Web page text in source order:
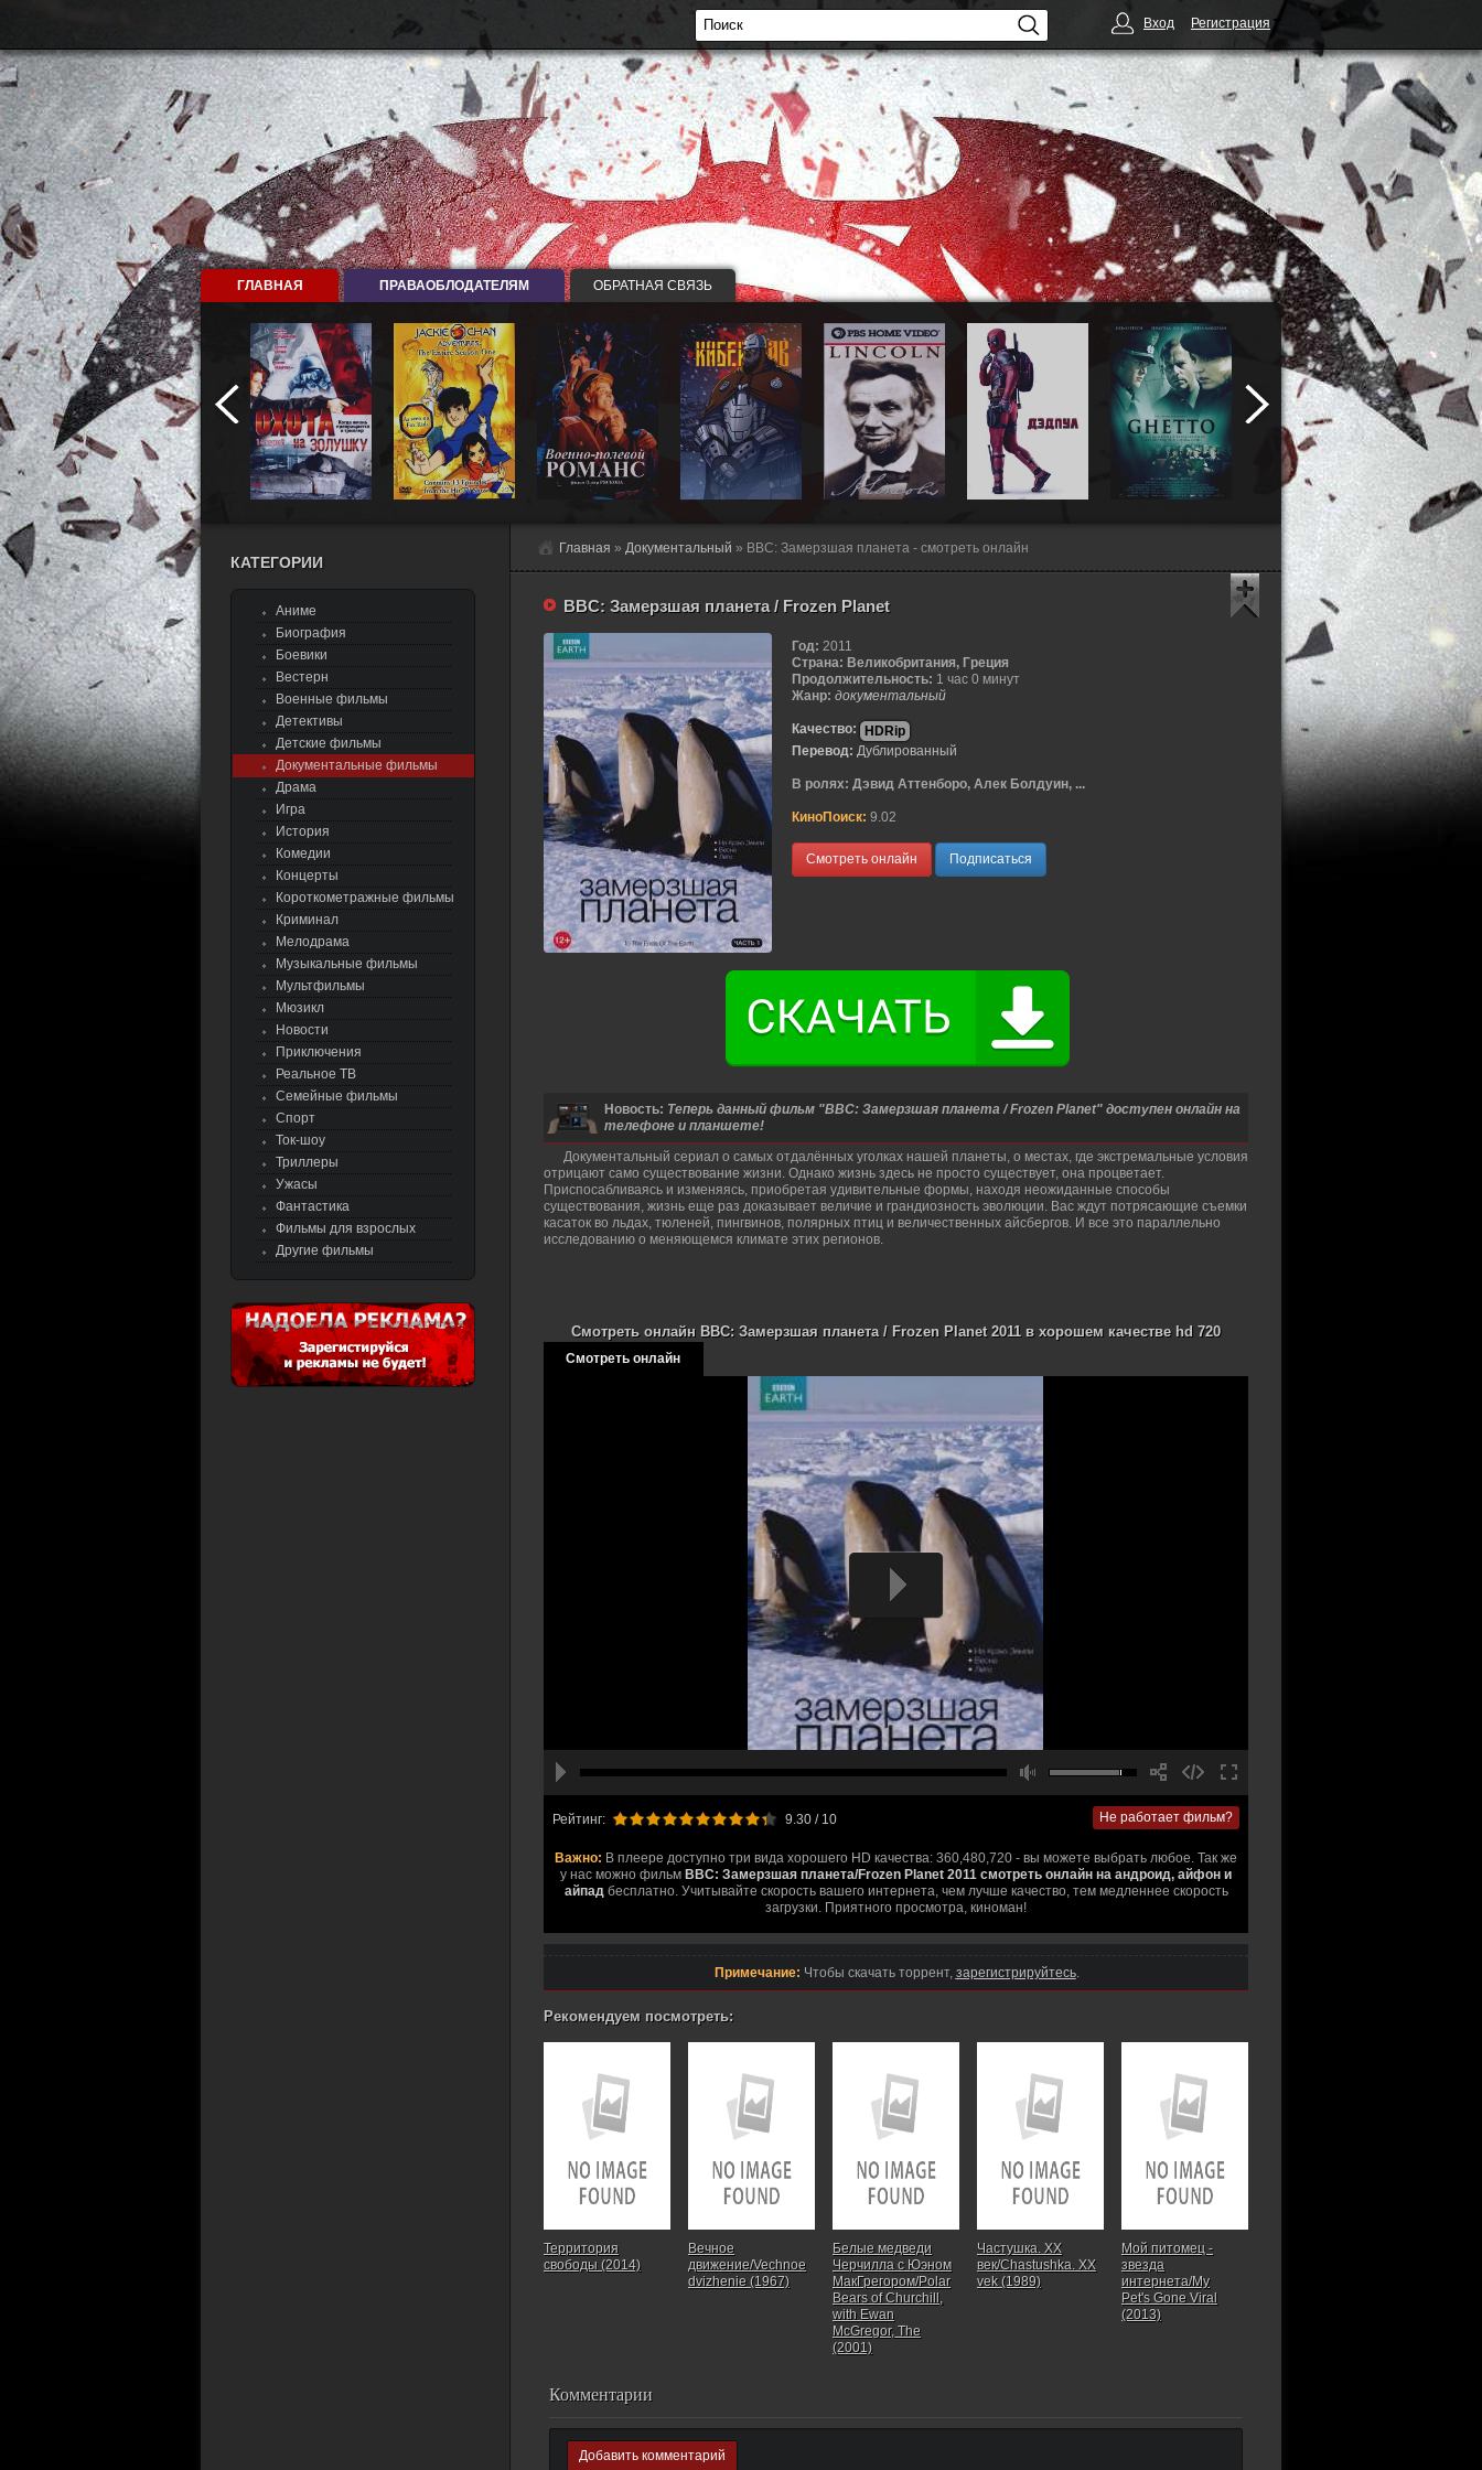
Главная » Документальный » BBC: Замерзшая планета - смотреть онлайн
BBC: Замерзшая планета / Frozen Planet
Новость: Теперь данный фильм "BBC: Замерзшая планета / Frozen Planet" доступен онлайн на
телефоне и планшете!
Документальный сериал о самых отдалённых уголках нашей планеты, о местах, где экстремальные условия
отрицают само существование жизни. Однако жизнь здесь не просто существует, она процветает.
Приспосабливаясь и изменяясь, приобретая удивительные формы, находя неожиданные способы
существования, жизнь еще раз доказывает величие и грандиозность эволюции. Вас ждут потрясающие съемки
касаток во льдах, тюленей, пингвинов, полярных птиц и величественных айсбергов. И все это параллельно
исследованию о меняющемся климате этих регионов.
Год: 2011
Страна: Великобритания, Греция
Продолжительность: 1 час 0 минут
Жанр: документальный
Качество:
HDRip
Перевод: Дублированный
В ролях: Дэвид Аттенборо, Алек Болдуин, ...
КиноПоиск: 9.02
Смотреть онлайн Подписаться
Смотреть онлайн BBC: Замерзшая планета / Frozen Planet 2011 в хорошем качестве hd 720
Смотреть онлайн
Рейтинг:
9.30 / 10 Не работает фильм?
Важно: В плеере доступно три вида хорошего HD качества: 360,480,720 - вы можете выбрать любое. Так же
у нас можно фильм BBC: Замерзшая планета/Frozen Planet 2011 смотреть онлайн на андроид, айфон и
айпадбесплатно. Учитывайте скорость вашего интернета, чем лучше качество, тем медленнее скорость
загрузки. Приятного просмотра, киноман!
Примечание: Чтобы скачать торрент, зарегистрируйтесь.
Рекомендуем посмотреть:
Территория
свободы (2014)
Вечное
движение/Vechnoe
dvizhenie (1967)
Белые медведи
Черчилла с Юэном
МакГрегором/Polar
Bears of Churchill,
with Ewan
McGregor, The
(2001)
Частушка. ХХ
век/Chastushka. XX
vek (1989)
Мой питомец -
звезда
интернета/My
Pet's Gone Viral
(2013)
Комментарии
Добавить комментарий
КАТЕГОРИИ
Аниме
Биография
Боевики
Вестерн
Военные фильмы
Детективы
Детские фильмы
Документальные фильмы
Драма
Игра
История
Комедии
Концерты
Короткометражные фильмы
Криминал
Мелодрама
Музыкальные фильмы
Мультфильмы
Мюзикл
Новости
Приключения
Реальное ТВ
Семейные фильмы
Спорт
Ток-шоу
Триллеры
Ужасы
Фантастика
Фильмы для взрослых
Другие фильмы
ГЛАВНАЯ ПРАВАОБЛОДАТЕЛЯМ ОБРАТНАЯ СВЯЗЬ
Вход Регистрация